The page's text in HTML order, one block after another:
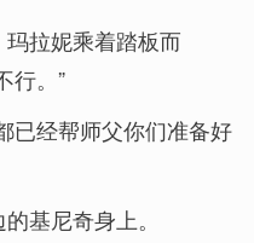
拉妮乘着踏板而
行。”
已经帮师父你们准备好
基尼奇身上。